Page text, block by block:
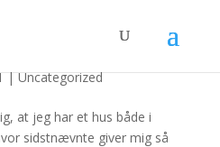
|Uncategorized
at jeg har et hus både i
sidstnævnte giver mig så